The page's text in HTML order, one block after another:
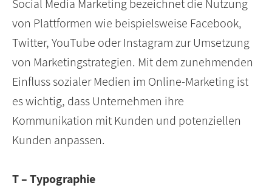
Social Media Marketing bezeichnet die Nutzung
von Plattformen wie beispielsweise Facebook,
Twitter, YouTube oder Instagram zur Umsetzung
von Marketingstrategien. Mit dem zunehmenden
Einfluss sozialer Medien im Online-Marketing ist
es wichtig, dass Unternehmen ihre
Kommunikation mit Kunden und potenziellen
Kunden anpassen.
T – Typographie